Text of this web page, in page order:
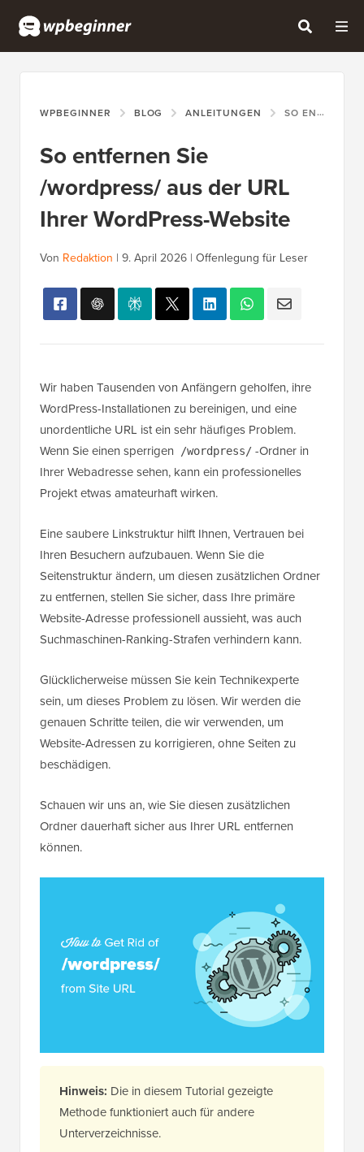
WPBEGINNER BLOG ANLEITUNGEN SO ENTFERNEN SIE /WORDPRESS/ AUS DER URL IHRER WORDPRESS-WEBSITE
So entfernen Sie
/wordpress/ aus der URL
Ihrer WordPress-Website
Von Redaktion | 9. April 2026 | Offenlegung für Leser
Wir haben Tausenden von Anfängern geholfen, ihre
WordPress-Installationen zu bereinigen, und eine
unordentliche URL ist ein sehr häufiges Problem.
Wenn Sie einen sperrigen
/wordpress/ -Ordner in
Ihrer Webadresse sehen, kann ein professionelles
Projekt etwas amateurhaft wirken.
Eine saubere Linkstruktur hilft Ihnen, Vertrauen bei
Ihren Besuchern aufzubauen. Wenn Sie die
Seitenstruktur ändern, um diesen zusätzlichen Ordner
zu entfernen, stellen Sie sicher, dass Ihre primäre
Website-Adresse professionell aussieht, was auch
Suchmaschinen-Ranking-Strafen verhindern kann.
Glücklicherweise müssen Sie kein Technikexperte
sein, um dieses Problem zu lösen. Wir werden die
genauen Schritte teilen, die wir verwenden, um
Website-Adressen zu korrigieren, ohne Seiten zu
beschädigen.
Schauen wir uns an, wie Sie diesen zusätzlichen
Ordner dauerhaft sicher aus Ihrer URL entfernen
können.
Hinweis: Die in diesem Tutorial gezeigte
Methode funktioniert auch für andere
Unterverzeichnisse.